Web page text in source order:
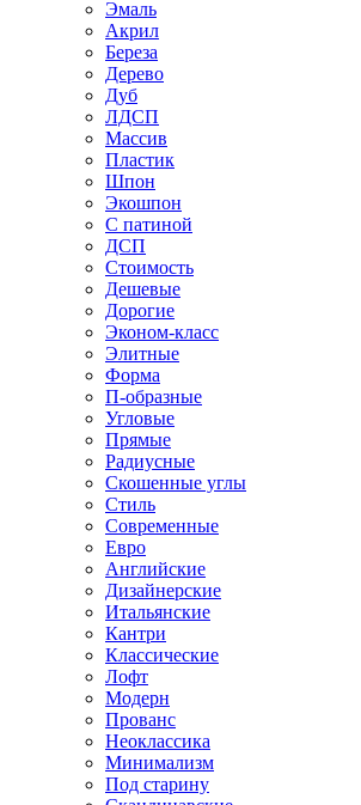
Эмаль
Акрил
Береза
Дерево
Дуб
ЛДСП
Массив
Пластик
Шпон
Экошпон
С патиной
ДСП
Стоимость
Дешевые
Дорогие
Эконом-класс
Элитные
Форма
П-образные
Угловые
Прямые
Радиусные
Скошенные углы
Стиль
Современные
Евро
Английские
Дизайнерские
Итальянские
Кантри
Классические
Лофт
Модерн
Прованс
Неоклассика
Минимализм
Под старину